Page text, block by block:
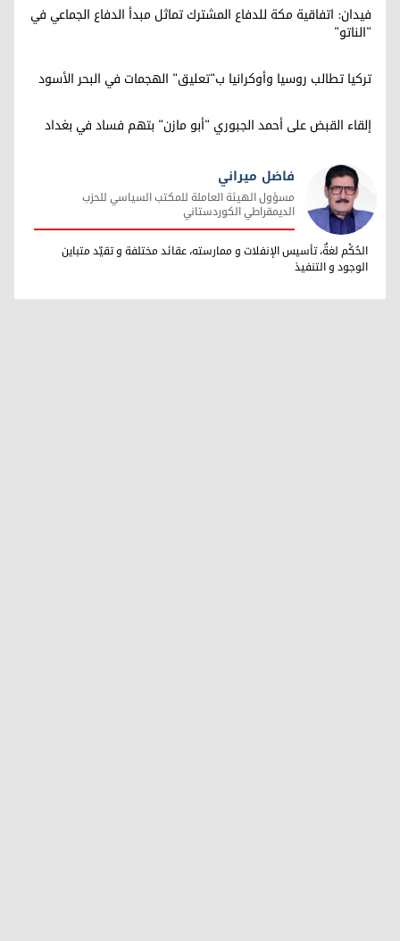
فيدان: اتفاقية مكة للدفاع المشترك تماثل مبدأ الدفاع الجماعي في
"الناتو"
تركيا تطالب روسيا وأوكرانيا ب"تعليق" الهجمات في البحر الأسود
إلقاء القبض على أحمد الجبوري "أبو مازن" بتهم فساد في بغداد
فاضل ميراني
فاضل ميراني
مسؤول الهيئة العاملة للمكتب السياسي للحزب
الديمقراطي الكوردستاني
الحُكْم لغةٌ، تأسيس الإنفلات و ممارسته، عقائد مختلفة و تقيّد متباين
الوجود و التنفيذ